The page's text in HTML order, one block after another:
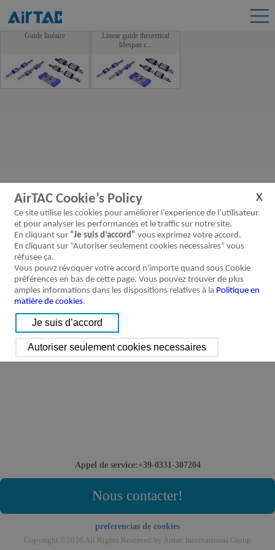
Guide linéaire
Linear guide theoretical
lifespan c...
AirTAC Cookie’s Policy
Ce site utilise les cookies pour améliorer l’experience de l’utilisateur
et pour analyser les performances et le traffic sur notre site.
En cliquant sur “Je suis d’accord” vous exprimez votre accord.
En cliquant sur “Autoriser seulement cookies necessaires” vous
réfusee ça.
Vous pouvz révoquer votre accord n'importe quand sous Cookie
préférences en bas de cette page. Vous pouvez trouver de plus
amples informations dans les dispositions relatives à la Politique en
matière de cookies.
Appel de service:+39-0331-307204
Nous contacter!
preferencias de cookies
Copyright ©2026 All Rights Reserved by Airtac International Group